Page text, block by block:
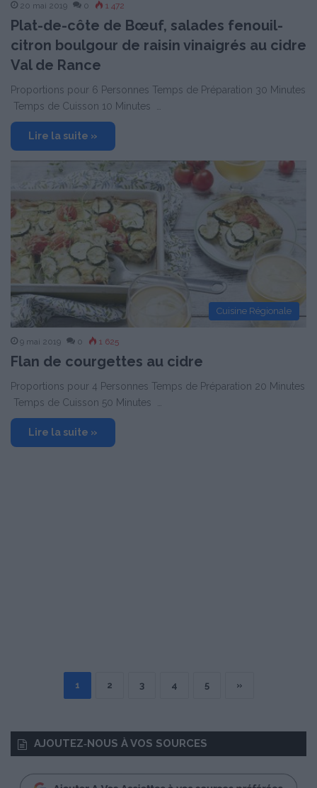
20 mai 2019 0 1 472
Plat-de-côte de Bœuf, salades fenouil-
citron boulgour de raisin vinaigrés au cidre
Val de Rance
Proportions pour 6 Personnes Temps de Préparation 30 Minutes
Temps de Cuisson 10 Minutes …
Lire la suite »
Cuisine Régionale
9 mai 2019 0 1 625
Flan de courgettes au cidre
Proportions pour 4 Personnes Temps de Préparation 20 Minutes
Temps de Cuisson 50 Minutes …
Lire la suite »
1 2 3 4 5 »
AJOUTEZ‑NOUS À VOS SOURCES